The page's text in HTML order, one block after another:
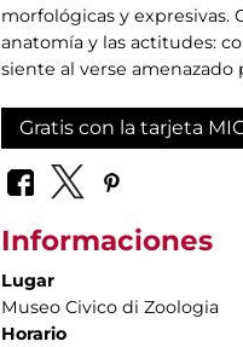
morfológicas y
anatomía y las actitudes:
siente al verse amenazado
Gratis con la tarjeta
Informaciones
Lugar
Museo Civico di Zoologia
Horario